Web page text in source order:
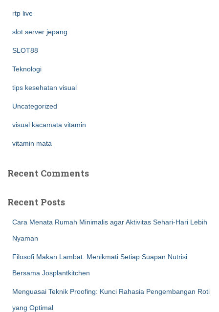
rtp live
slot server jepang
SLOT88
Teknologi
tips kesehatan visual
Uncategorized
visual kacamata vitamin
vitamin mata
Recent Comments
Recent Posts
Cara Menata Rumah Minimalis agar Aktivitas Sehari-Hari Lebih
Nyaman
Filosofi Makan Lambat: Menikmati Setiap Suapan Nutrisi
Bersama Josplantkitchen
Menguasai Teknik Proofing: Kunci Rahasia Pengembangan Roti
yang Optimal